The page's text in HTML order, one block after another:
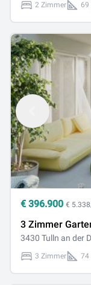
2 Zimmer 69
€ 396.900 €
3 Zimmer
3430 Tulln an der
3 Zimmer 74